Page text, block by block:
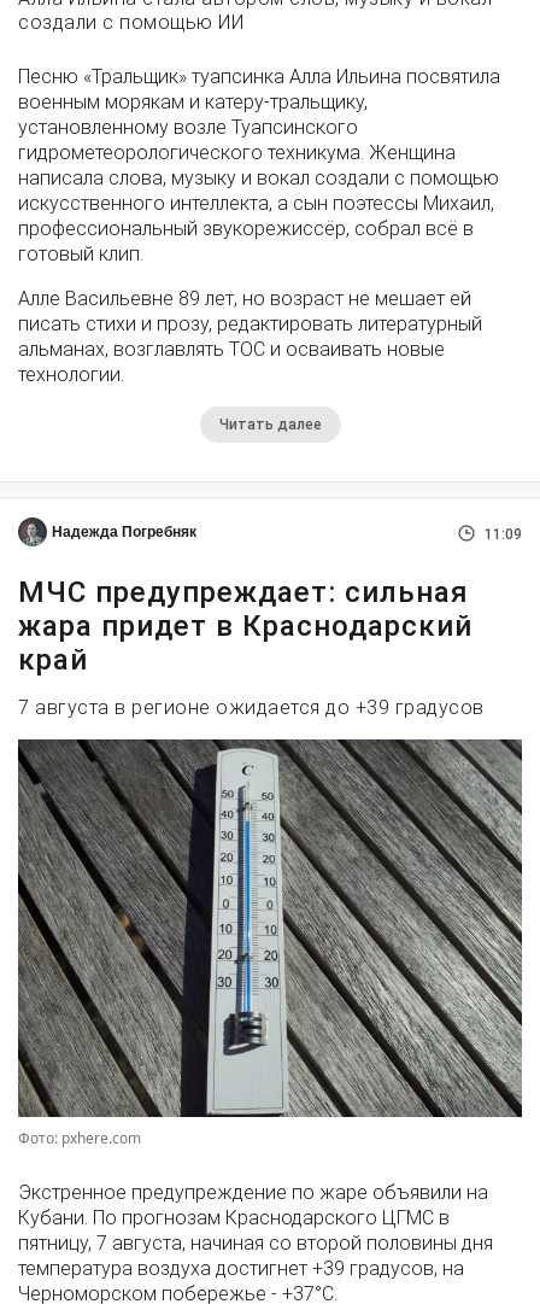
создали с помощью ИИ
Песню «Тральщик» туапсинка Алла Ильина посвятила
военным морякам и катеру-тральщику,
установленному возле Туапсинского
гидрометеорологического техникума. Женщина
написала слова, музыку и вокал создали с помощью
искусственного интеллекта, а сын поэтессы Михаил,
профессиональный звукорежиссёр, собрал всё в
готовый клип.
Алле Васильевне 89 лет, но возраст не мешает ей
писать стихи и прозу, редактировать литературный
альманах, возглавлять ТОС и осваивать новые
технологии.
Читать далее
Надежда Погребняк 11:09
МЧС предупреждает: сильная
жара придет в Краснодарский
край
7 августа в регионе ожидается до +39 градусов
Фото: pxhere.com
Экстренное предупреждение по жаре объявили на
Кубани. По прогнозам Краснодарского ЦГМС в
пятницу, 7 августа, начиная со второй половины дня
температура воздуха достигнет +39 градусов, на
Черноморском побережье - +37°­С.